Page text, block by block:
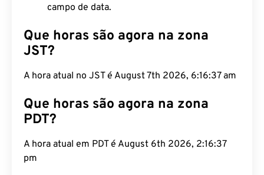
campo de data.
Que horas são agora na zona
JST?
A hora atual no JST é August 7th 2026, 6:16:38 am
Que horas são agora na zona
PDT?
A hora atual em PDT é August 6th 2026, 2:16:38
pm